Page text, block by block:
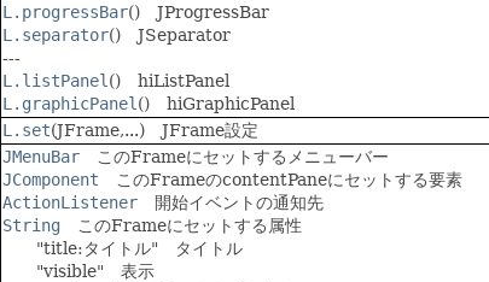
L.progressBar() JProgressBar
L.separator() JSeparator
---
L.listPanel () hiListPanel
L.graphicPanel () hiGraphicPanel
L.set(JFrame,...) JFrame設定
JMenuBar このFrameにセットするメニューバー
JComponent このFrameのcontentPaneにセットする要素
ActionListener 開始イベントの通知先
String このFrameにセットする属性
"title:タイトル" タイトル
"visible" 表示